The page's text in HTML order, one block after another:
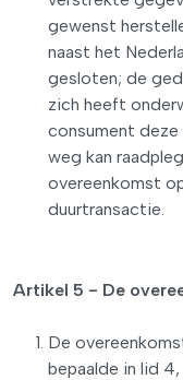
gewenst
naast het
gesloten; de
zich heeft
consument
weg kan
overeenkomst
duurtransactie.
Artikel 5 - De
De
bepaalde in lid